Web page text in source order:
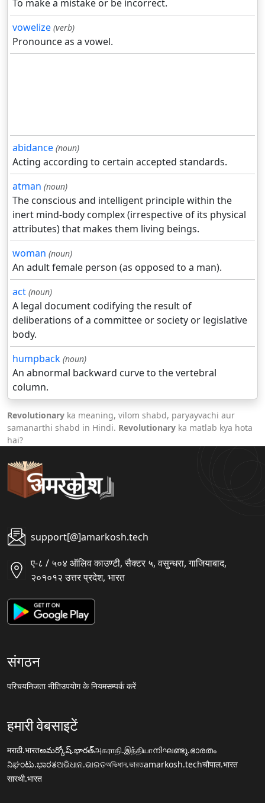
To make a mistake or be incorrect.
vowelize (verb)
Pronounce as a vowel.
abidance (noun)
Acting according to certain accepted standards.
atman (noun)
The conscious and intelligent principle within the
inert mind-body complex (irrespective of its physical
attributes) that makes them living beings.
woman (noun)
An adult female person (as opposed to a man).
act (noun)
A legal document codifying the result of
deliberations of a committee or society or legislative
body.
humpback (noun)
An abnormal backward curve to the vertebral
column.
Revolutionary ka meaning, vilom shabd, paryayvachi aur
samanarthi shabd in Hindi. Revolutionary ka matlab kya hota
hai?
support[@]amarkosh.tech
ए-८ / ५०४ ऑलिव काउण्टी, सैक्टर ५, वसुन्धरा, गाजियाबाद,
२०१०१२ उत्तर प्रदेश, भारत
संगठन
परिचयनिजता नीतिउपयोग के नियमसम्पर्क करें
हमारी वेबसाइटें
मराठी.भारतఅమర్కోష్.భారత్அகராதி.இந்தியாനിഘണ്ടു.ഭാരതം
ನಿಘಂಟು.ಭಾರತଅଭିଧାନ.ଭାରତঅভিধান.ভারতamarkosh.techचौपाल.भारत
सारथी.भारत